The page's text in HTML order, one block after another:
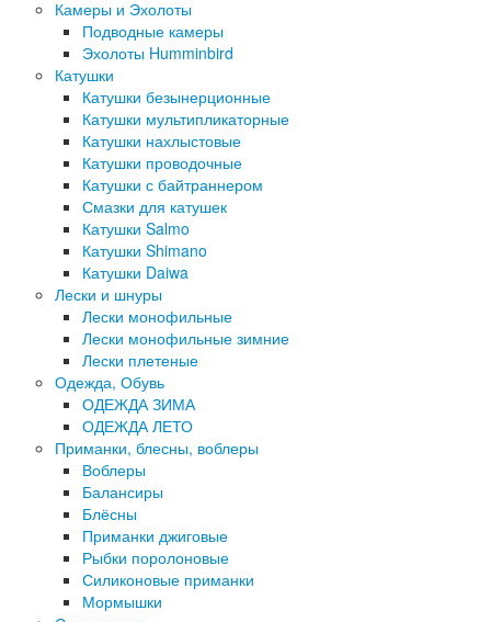
Камеры и Эхолоты
Подводные камеры
Эхолоты Humminbird
Катушки
Катушки безынерционные
Катушки мультипликаторные
Катушки нахлыстовые
Катушки проводочные
Катушки с байтраннером
Смазки для катушек
Катушки Salmo
Катушки Shimano
Катушки Daiwa
Лески и шнуры
Лески монофильные
Лески монофильные зимние
Лески плетеные
Одежда, Обувь
ОДЕЖДА ЗИМА
ОДЕЖДА ЛЕТО
Приманки, блесны, воблеры
Воблеры
Балансиры
Блёсны
Приманки джиговые
Рыбки поролоновые
Силиконовые приманки
Мормышки